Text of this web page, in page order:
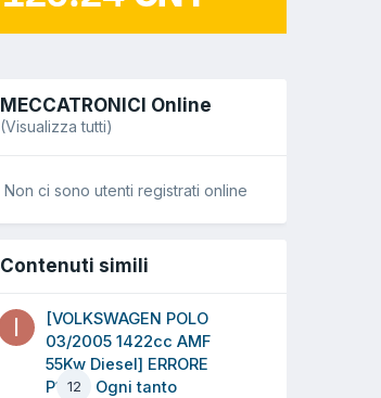
MECCATRONICI Online
(Visualizza tutti)
Non ci sono utenti registrati online
Contenuti simili
12
[VOLKSWAGEN POLO
03/2005 1422cc AMF
55Kw Diesel] ERRORE
P1654 Ogni tanto